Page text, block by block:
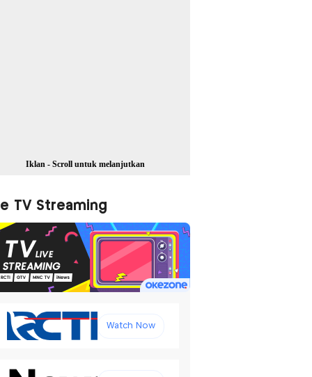
Iklan - Scroll untuk melanjutkan
TV Streaming
Watch Now